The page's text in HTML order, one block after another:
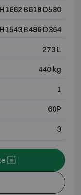
H1662 B618 D580
H1543 B486 D364
273 L
440 kg
1
60P
3